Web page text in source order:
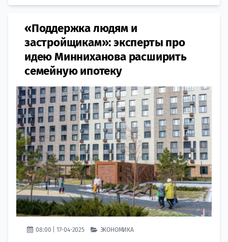
«Поддержка людям и
застройщикам»: эксперты про
идею Минниханова расширить
семейную ипотеку
08:00 | 17-04-2025 ЭКОНОМИКА